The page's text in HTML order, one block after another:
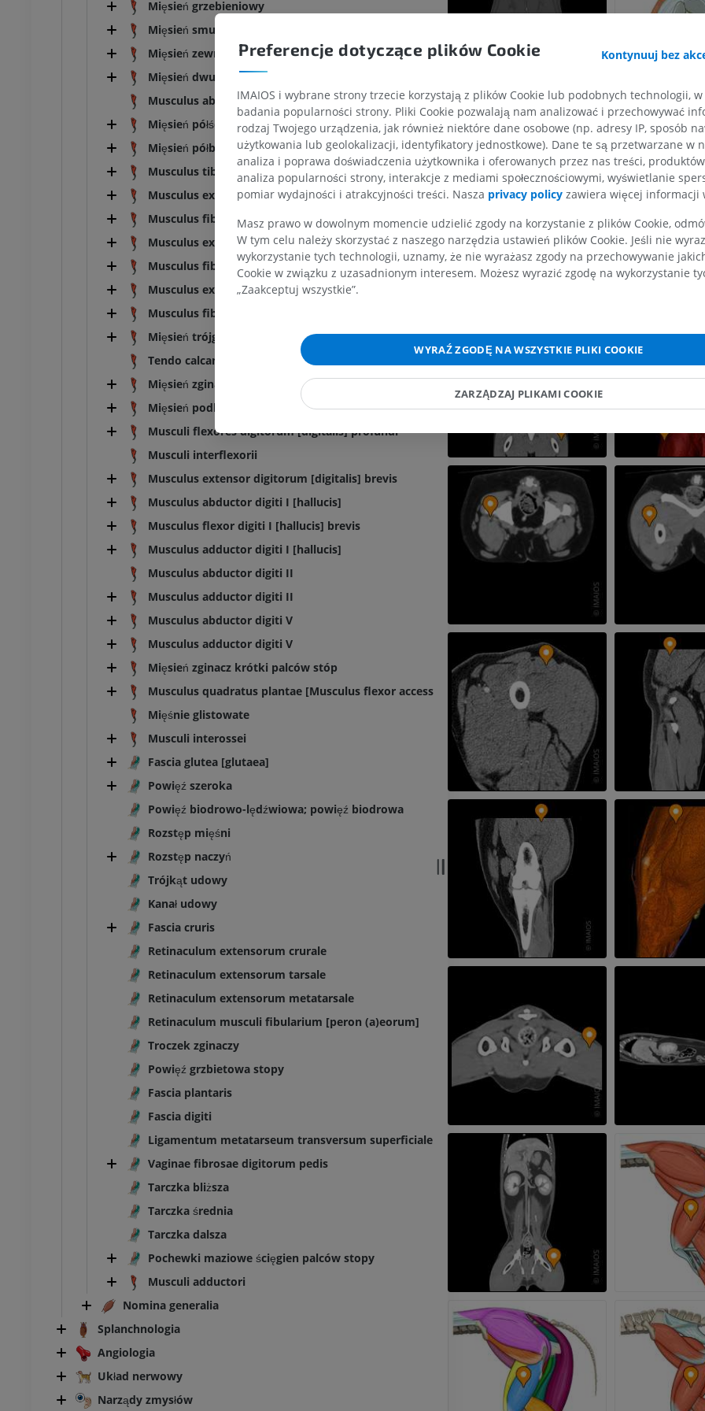
Mięsień grzebieniowy
Mięsień smukły
Mięsień zewnętrzny zasłonowy
Mięsień dwugłowy uda
Musculus abductor cruris caudalis
Mięsień półścięgnisty
Mięsień półbłoniasty
Musculus tibialis cranialis
Musculus extensor digitorum [digitalis] longus
Musculus fibularis [peron (a)eus] tertius
Musculus extensor digiti I [hallucis] longus
Musculus fibularis [peron(a)eus] longus
Musculus extensor digitorum [digitalis] lateralis
Musculus fibularis [peron(a)eus] brevis
Mięsień trójgłowy łydki
Tendo calcaneus communis
Mięsień zginacz długi kciuka
Mięsień podkolanowy
Musculi flexores digitorum [digitalis] profundi
Musculi interflexorii
Musculus extensor digitorum [digitalis] brevis
Musculus abductor digiti I [hallucis]
Musculus flexor digiti I [hallucis] brevis
Musculus adductor digiti I [hallucis]
Musculus abductor digiti II
Musculus adductor digiti II
Musculus abductor digiti V
Musculus adductor digiti V
Mięsień zginacz krótki palców stóp
Musculus quadratus plantae [Musculus flexor accessorius]
Mięśnie glistowate
Musculi interossei
Fascia glutea [glutaea]
Powięź szeroka
Powięź biodrowo-lędźwiowa; powięź biodrowa
Rozstęp mięśni
Rozstęp naczyń
Trójkąt udowy
Kanał udowy
Fascia cruris
Retinaculum extensorum crurale
Retinaculum extensorum tarsale
Retinaculum extensorum metatarsale
Retinaculum musculi fibularium [peron (a)eorum]
Troczek zginaczy
Powięź grzbietowa stopy
Fascia plantaris
Fascia digiti
Ligamentum metatarseum transversum superficiale [ligamentum anulare plantare]
Vaginae fibrosae digitorum pedis
Tarczka bliższa
Tarczka średnia
Tarczka dalsza
Pochewki maziowe ścięgien palców stopy
Musculi adductori
Nomina generalia
Splanchnologia
Angiologia
Układ nerwowy
Narządy zmysłów
PREMIUM
Koń – głowa
PREMIUM
Koń – Zęby
Ilustracje
ZA DARMO
Preferencje dotyczące plików Cookie Kontynuuj bez
IMAIOS i wybrane strony trzecie korzystają z plików Cookie lub podobnych technologii,
badania popularności strony. Pliki Cookie pozwalają nam analizować i przechowywać
rodzaj Twojego urządzenia, jak również niektóre dane osobowe (np. adresy IP, sposób
użytkowania lub geolokalizacji, identyfikatory jednostkowe). Dane te są przetwarzane w
analiza i poprawa doświadczenia użytkownika i oferowanych przez nas treści,
analiza popularności strony, interakcje z mediami społecznościowymi, wyświetlanie
pomiar wydajności i atrakcyjności treści. Nasza privacy policy zawiera więcej informacji
Masz prawo w dowolnym momencie udzielić zgody na korzystanie z plików Cookie,
W tym celu należy skorzystać z naszego narzędzia ustawień plików Cookie. Jeśli nie
wykorzystanie tych technologii, uznamy, że nie wyrażasz zgody na przechowywanie
Cookie w związku z uzasadnionym interesem. Możesz wyrazić zgodę na wykorzystanie
„Zaakceptuj wszystkie”.
WYRAŹ ZGODĘ NA WSZYSTKIE PLIKI COOKIE
ZARZĄDZAJ PLIKAMI COOKIE